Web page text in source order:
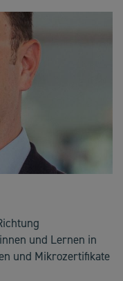
und Lernen in
und Mikrozertifikate